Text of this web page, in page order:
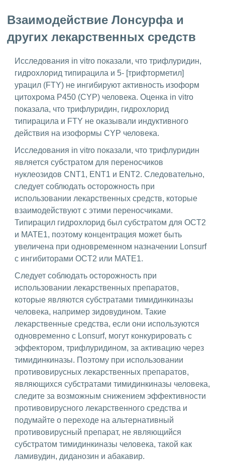
Взаимодействие Лонсурфа и
других лекарственных средств
Исследования in vitro показали, что трифлуридин,
гидрохлорид типирацила и 5- [трифторметил]
урацил (FTY) не ингибируют активность изоформ
цитохрома P450 (CYP) человека. Оценка in vitro
показала, что трифлуридин, гидрохлорид
типирацила и FTY не оказывали индуктивного
действия на изоформы CYP человека.
Исследования in vitro показали, что трифлуридин
является субстратом для переносчиков
нуклеозидов CNT1, ENT1 и ENT2. Следовательно,
следует соблюдать осторожность при
использовании лекарственных средств, которые
взаимодействуют с этими переносчиками.
Типирацил гидрохлорид был субстратом для OCT2
и MATE1, поэтому концентрация может быть
увеличена при одновременном назначении Lonsurf
с ингибиторами OCT2 или MATE1.
Следует соблюдать осторожность при
использовании лекарственных препаратов,
которые являются субстратами тимидинкиназы
человека, например зидовудином. Такие
лекарственные средства, если они используются
одновременно с Lonsurf, могут конкурировать с
эффектором, трифлуридином, за активацию через
тимидинкиназы. Поэтому при использовании
противовирусных лекарственных препаратов,
являющихся субстратами тимидинкиназы человека,
следите за возможным снижением эффективности
противовирусного лекарственного средства и
подумайте о переходе на альтернативный
противовирусный препарат, не являющийся
субстратом тимидинкиназы человека, такой как
ламивудин, диданозин и абакавир.